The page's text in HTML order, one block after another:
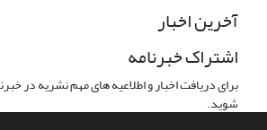
آخرین اخبار
اشتراک خبرنامه
برای دریافت اخبار و اطلاعیه های مهم نشریه در
شوید.